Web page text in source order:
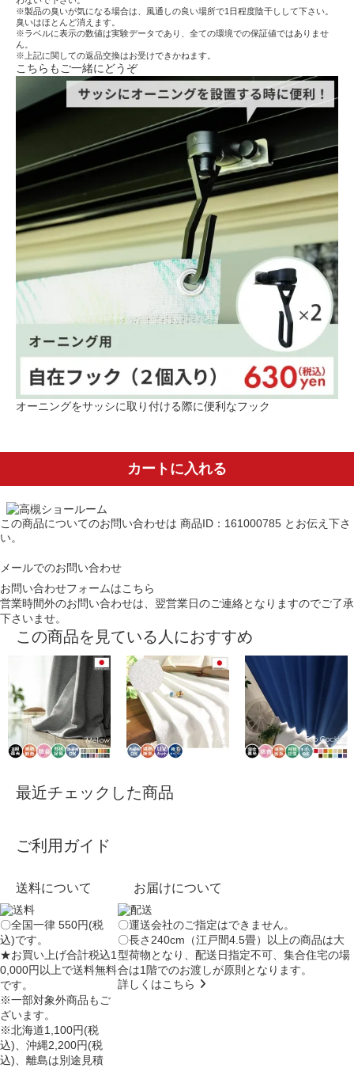
※製品の臭いが気になる場合は、風通しの良い場所で1日程度陰干しして下さい。
臭いはほとんど消えます。
※ラベルに表示の数値は実験データであり、全ての環境での保証値ではありませ
ん。
※上記に関しての返品交換はお受けできかねます。
こちらもご一緒にどうぞ
オーニングをサッシに取り付ける際に便利なフック
カートに入れる
この商品についてのお問い合わせは 商品ID：161000785 とお伝え下さ
い。
メールでのお問い合わせ
お問い合わせフォームはこちら
営業時間外のお問い合わせは、翌営業日のご連絡となりますのでご了承
下さいませ。
この商品を見ている人におすすめ
最近チェックした商品
ご利用ガイド
送料について
〇全国一律 550円(税
込)です。
★お買い上げ合計税込1
0,000円以上で送料無料
です。
※一部対象外商品もご
ざいます。
※北海道1,100円(税
込)、沖縄2,200円(税
込)、離島は別途見積
お届けについて
〇運送会社のご指定はできません。
〇長さ240cm（江戸間4.5畳）以上の商品は大
型荷物となり、配送日指定不可 、集合住宅の場
合は1階でのお渡しが原則となります。
詳しくはこちら